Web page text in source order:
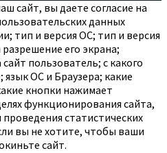
сайт, вы даете согласие на
данных
тип и версия ОС; тип и версия
его экрана;
пользователь; с какого
язык ОС и Браузера; какие
кнопки нажимает
функционирования сайта,
статистических
вы не хотите, чтобы ваши
сайт.